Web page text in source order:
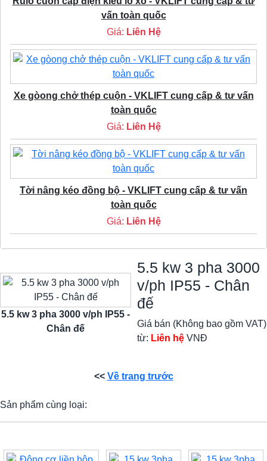
vấn toàn quốc
Giá: Liên Hệ
Xe gòong chở thép cuộn - VKLIFT cung cấp & tư vấn
toàn quốc
Giá: Liên Hệ
Tời nâng kéo đồng bộ - VKLIFT cung cấp & tư vấn
toàn quốc
Giá: Liên Hệ
5.5 kw 3 pha 3000 v/ph IP55 -
Chân đế
5.5 kw 3 pha 3000
v/ph IP55 - Chân
đế
Giá bán (Không bao gồm VAT)
từ: Liên hệ VNĐ
<< Về trang trước
Sản phẩm cùng loại: